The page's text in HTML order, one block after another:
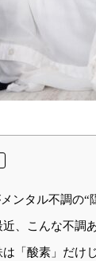
ンタル不調の“
近、こんな不調
は「酸素」だけ